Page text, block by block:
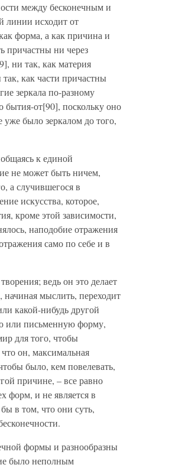
между бесконечным и
линии исходит от
форма, а как причина и
причастны ни через
ни так, как материя
как части причастны
зеркала по-разному
бытия-от[90], поскольку оно
уже было зеркалом до того,
к единой
не может быть ничем,
а случившегося в
искусства, которое,
кроме этой зависимости,
наподобие отражения
само по себе и в
ведь он это делает
мыслить, переходит
какой-нибудь другой
или письменную форму,
для того, чтобы
он, максимальная
было, кем повелевать,
причине, – все равно
форм, и не является в
в том, что они суть,
формы и разнообразны
было неполным